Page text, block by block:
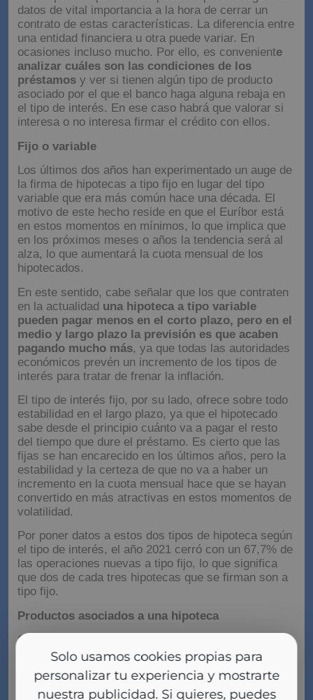
Solo usamos cookies propias para
personalizar tu experiencia y mostrarte
nuestra publicidad. Si quieres, puedes
datos de vital importancia a la hora de cerrar un
contrato de estas características. La diferencia entre
una entidad financiera u otra puede variar. En
ocasiones incluso mucho. Por ello, es conveniente
analizar cuáles son las condiciones de los
préstamos y ver si tienen algún tipo de producto
asociado por el que el banco haga alguna rebaja en
el tipo de interés. En ese caso habrá que valorar si
interesa o no interesa firmar el crédito con ellos.
Fijo o variable
Los últimos dos años han experimentado un auge de
la firma de hipotecas a tipo fijo en lugar del tipo
variable que era más común hace una década. El
motivo de este hecho reside en que el Euríbor está
en estos momentos en mínimos, lo que implica que
en los próximos meses o años la tendencia será al
alza, lo que aumentará la cuota mensual de los
hipotecados.
En este sentido, cabe señalar que los que contraten
en la actualidad una hipoteca a tipo variable
pueden pagar menos en el corto plazo, pero en el
medio y largo plazo la previsión es que acaben
pagando mucho más, ya que todas las autoridades
económicos prevén un incremento de los tipos de
interés para tratar de frenar la inflación.
El tipo de interés fijo, por su lado, ofrece sobre todo
estabilidad en el largo plazo, ya que el hipotecado
sabe desde el principio cuánto va a pagar el resto
del tiempo que dure el préstamo. Es cierto que las
fijas se han encarecido en los últimos años, pero la
estabilidad y la certeza de que no va a haber un
incremento en la cuota mensual hace que se hayan
convertido en más atractivas en estos momentos de
volatilidad.
Por poner datos a estos dos tipos de hipoteca según
el tipo de interés, el año 2021 cerró con un 67,7% de
las operaciones nuevas a tipo fijo, lo que significa
que dos de cada tres hipotecas que se firman son a
tipo fijo.
Productos asociados a una hipoteca
Cuando una persona acude a un banco para solicitar
una hipoteca, la entidad financiera tiene el hábito de
ofrecer productos vinculados a la misma a cambio
de obtener una mejora en el tipo de interés final que
tiene que pagar. Entre esta oferta podemos encontrar